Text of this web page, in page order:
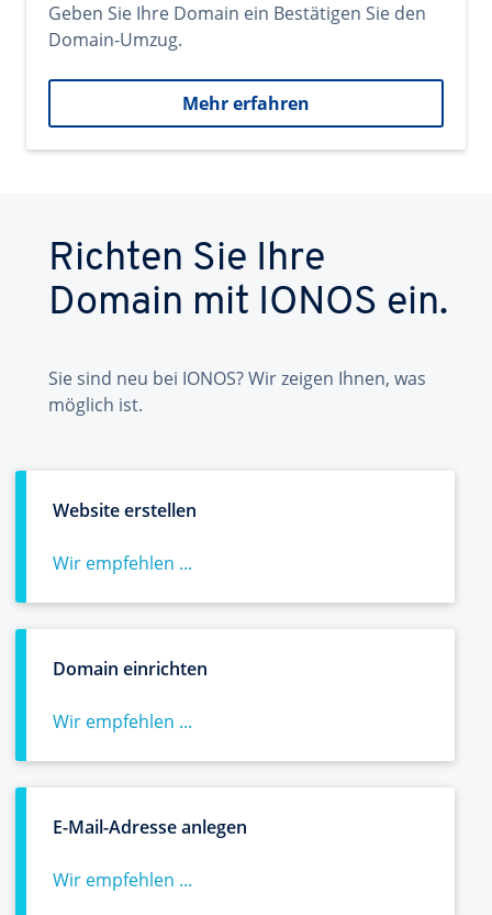
Geben Sie Ihre Domain ein Bestätigen Sie den
Domain-Umzug.
Mehr erfahren
Richten Sie Ihre
Domain mit IONOS ein.
Sie sind neu bei IONOS? Wir zeigen Ihnen, was
möglich ist.
Website erstellen
Wir empfehlen ...
Domain einrichten
Wir empfehlen ...
E-Mail-Adresse anlegen
Wir empfehlen ...